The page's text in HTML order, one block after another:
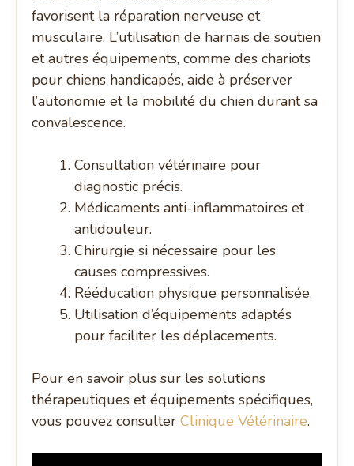
favorisent la réparation nerveuse et
musculaire. L’utilisation de harnais de soutien
et autres équipements, comme des chariots
pour chiens handicapés, aide à préserver
l’autonomie et la mobilité du chien durant sa
convalescence.
Consultation vétérinaire pour
diagnostic précis.
Médicaments anti-inflammatoires et
antidouleur.
Chirurgie si nécessaire pour les
causes compressives.
Rééducation physique personnalisée.
Utilisation d’équipements adaptés
pour faciliter les déplacements.
Pour en savoir plus sur les solutions
thérapeutiques et équipements spécifiques,
vous pouvez consulterClinique Vétérinaire.